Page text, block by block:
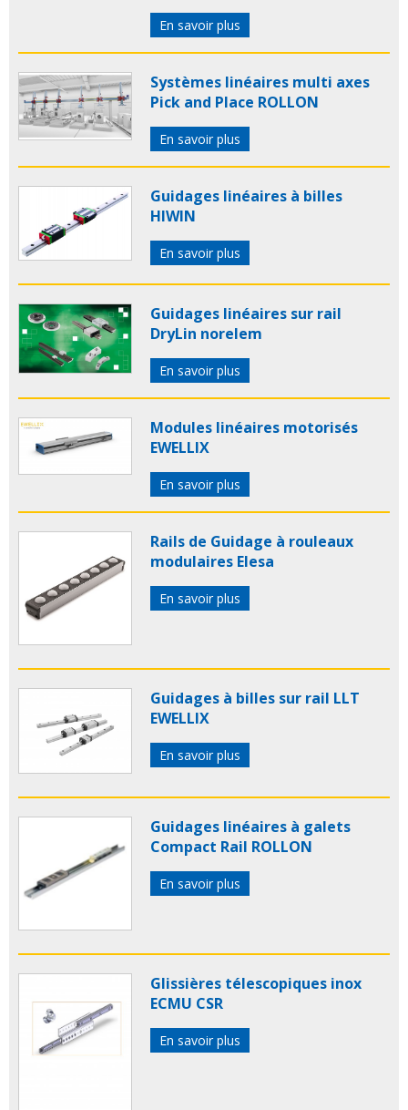
En savoir plus
Systèmes linéaires multi axes
Pick and Place ROLLON
En savoir plus
Guidages linéaires à billes
HIWIN
En savoir plus
Guidages linéaires sur rail
DryLin norelem
En savoir plus
Modules linéaires motorisés
EWELLIX
En savoir plus
Rails de Guidage à rouleaux
modulaires Elesa
En savoir plus
Guidages à billes sur rail LLT
EWELLIX
En savoir plus
Guidages linéaires à galets
Compact Rail ROLLON
En savoir plus
Glissières télescopiques inox
ECMU CSR
En savoir plus